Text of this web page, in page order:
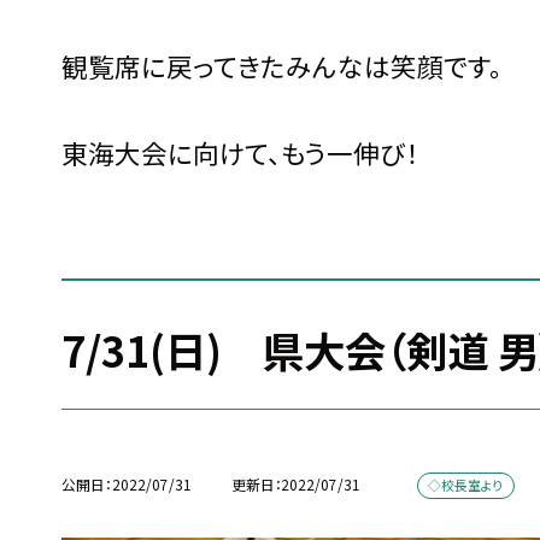
観覧席に戻ってきたみんなは笑顔です。
東海大会に向けて、もう一伸び！
7/31(日) 県大会（剣道 男
公開日 2022/07/31 更新日 2022/07/31 ◇校長室より